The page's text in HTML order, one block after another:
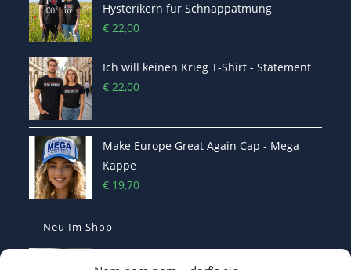
Hysterikern für Schnappatmung
€ 22,00
Ich will keinen Krieg T-Shirt - Statement
€ 22,00
Make Europe Great Again Cap - Mega
Kappe
€ 19,70
Neu Im Shop